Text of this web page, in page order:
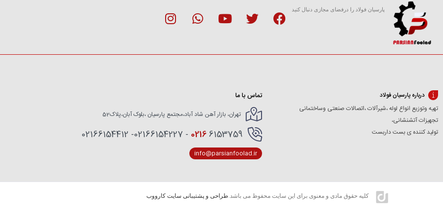
پارسیان فولاد را درفضای مجازی دنبال کنید
درباره پارسیان فولاد
تهیه وتوزیع انواع لوله ،شیرآلات ،اتصالات صنعتی وساختمانی
تجهیزات آتشنشانی،
تولید کننده ی بست داربست
تماس با ما
تهران، بازار آهن شاد آباد،مجتمع پارسیان ،بلوک آبان،پلاک52
02166153759 - 02166154227- 02166154412
info@parsianfoolad.ir
کلیه حقوق مادی و معنوی برای این سایت محفوظ می باشد.طراحی و پشتیبانی سایت کارووب